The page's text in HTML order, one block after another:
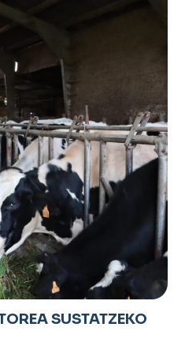
SUSTATZEKO